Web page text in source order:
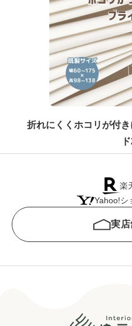
折れにくくホコリが付
楽
Yahoo!シ
実店